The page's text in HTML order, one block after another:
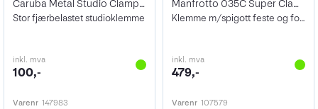
Caruba Metal Studio Clamp 6in Red
Stor fjærbelastet studioklemme
inkl. mva
100,-
Varenr 147983
Manfrotto 035C Super Clamp
Klemme m/spigott feste og forskyvbar lås
inkl. mva
479,-
Varenr 107579